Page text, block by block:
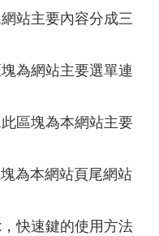
站主要內容分成三
為網站主要選單連
區塊為本網站主要
為本網站頁尾網站
快速鍵的使用方法